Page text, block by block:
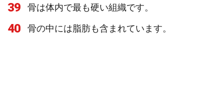
39 骨は体内で最も硬い組織です。
40 骨の中には脂肪も含まれています。